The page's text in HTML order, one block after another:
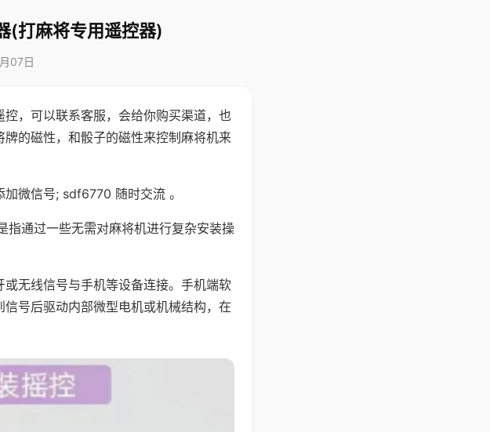
(打麻将专用遥控器)
07日
，可以联系客服，会给你购买渠道，也
的磁性，和骰子的磁性来控制麻将机来
微信号; sdf6770 随时交流 。
指通过一些无需对麻将机进行复杂安装操
无线信号与手机等设备连接。手机端软
号后驱动内部微型电机或机械结构，在